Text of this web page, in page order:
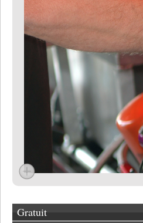
Gratuit